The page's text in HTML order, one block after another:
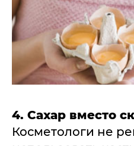
4. Сахар вместо
Косметологи не